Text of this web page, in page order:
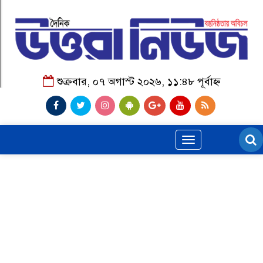
শুক্রবার, ০৭ অগাস্ট ২০২৬, ১১:৪৮ পূর্বাহ্ন
Toggle
navigation